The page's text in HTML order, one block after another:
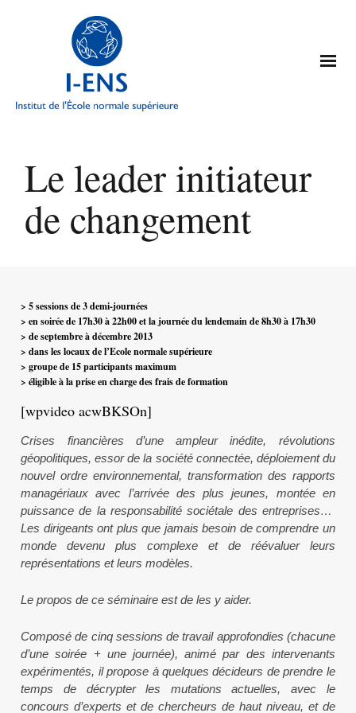
Le leader initiateur
de changement
> 5 sessions de 3 demi-journées
>en soirée de 17h30 à 22h00 et la journée du lendemain de 8h30 à 17h30
> de septembre à décembre 2013
> dans les locaux de l’Ecole normale supérieure
> groupe de 15 participants maximum
> éligible à la prise en charge des frais de formation
[wpvideo acwBKSOn]
Crises financières d’une ampleur inédite, révolutions
géopolitiques, essor de la société connectée, déploiement du
nouvel ordre environnemental, transformation des rapports
managériaux avec l’arrivée des plus jeunes, montée en
puissance de la responsabilité sociétale des entreprises…
Les dirigeants ont plus que jamais besoin de comprendre un
monde devenu plus complexe et de réévaluer leurs
représentations et leurs modèles.
Le propos de ce séminaire est de les y aider.
Composé de cinq sessions de travail approfondies (chacune
d’une soirée + une journée), animé par des intervenants
expérimentés, il propose à quelques décideurs de prendre le
temps de décrypter les mutations actuelles, avec le
concours d’experts et de chercheurs de haut niveau, et de